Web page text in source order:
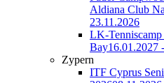
Aldiana Club
23.11.2026
LK-
Bay16.01.2027
Zypern
ITF Cyprus